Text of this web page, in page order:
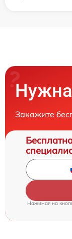
Нужна
Закажите
Нажимая на